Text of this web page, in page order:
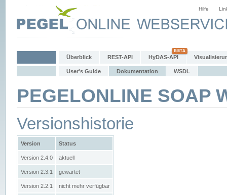
Hilfe
Überblick REST-API HyDAS-API
User's Guide Dokumentation WSDL
PEGELONLINE SOAP
Versionshistorie
Version Status
Version 2.4.0 aktuell
Version 2.3.1 gewartet
Version 2.2.1 nicht mehr verfügbar